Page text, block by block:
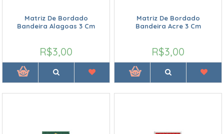
Matriz De Bordado
Bandeira Alagoas 3 Cm
R$3,00
Matriz De Bordado
Bandeira Acre 3 Cm
R$3,00